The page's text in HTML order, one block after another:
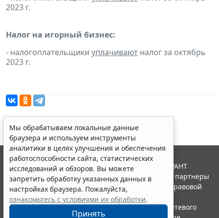
2023 г.
Налог на игорный бизнес:
- налогоплательщики уплачивают налог за октябрь
2023 г.
Мы обрабатываем локальные данные
браузера и используем инструменты
аналитики в целях улучшения и обеспечения
работоспособности сайта, статистических
исследований и обзоров. Вы можете
запретить обработку указанных данных в
настройках браузера. Пожалуйста,
ознакомьтесь с условиями их обработки.
Принять
© ООО "НПП "ГАРАНТ-СЕРВИС", 2026. Система ГАРАНТ
выпускается с 1990 года. Компания "Гарант" и ее партнеры
являются участниками Российской ассоциации правовой
информации ГАРАНТ.
Портал ГАРАНТ.РУ зарегистрирован в качестве сетевого